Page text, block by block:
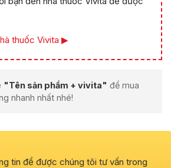
thuốc Vivita ▶
"Tên sản phẩm + vivita" để mua
nhanh nhất nhé!
tin để được chúng tôi tư vấn trong